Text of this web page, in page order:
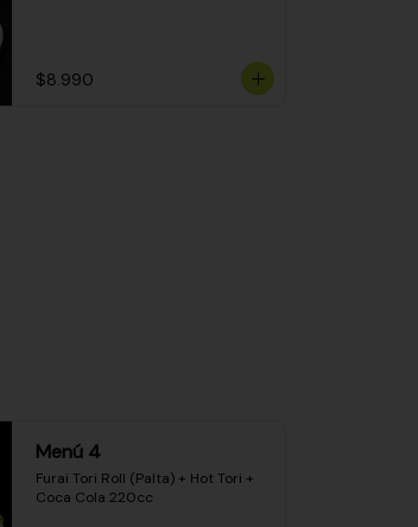
$8.990
Menú 4
Furai Tori Roll (Palta) + Hot Tori +
Coca Cola 220cc